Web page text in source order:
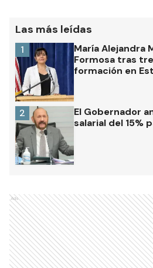
Las más leídas
María Alejandra
Formosa tras
formación en
1
El Gobernador
salarial del 15%
2
Ads